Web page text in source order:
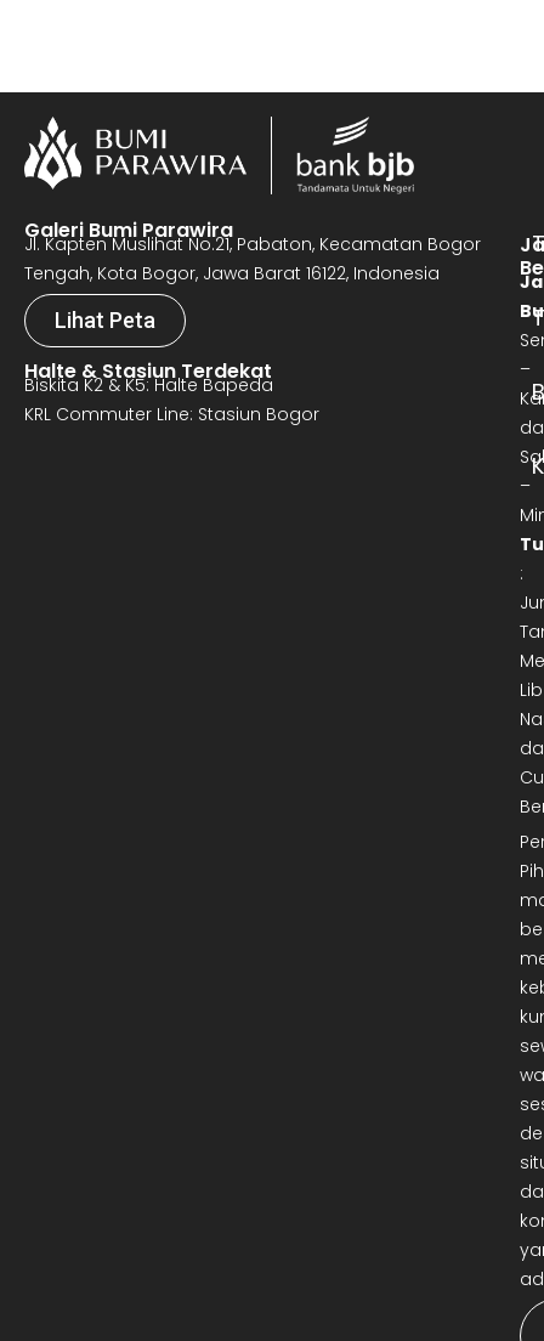
Galeri Bumi Parawira
Jl. Kapten Muslihat No.21, Pabaton, Kecamatan Bogor
Tengah, Kota Bogor, Jawa Barat 16122, Indonesia
Lihat Peta
Halte & Stasiun Terdekat
Biskita K2 & K5: Halte Bapeda
KRL Commuter Line: Stasiun Bogor
–
–
: